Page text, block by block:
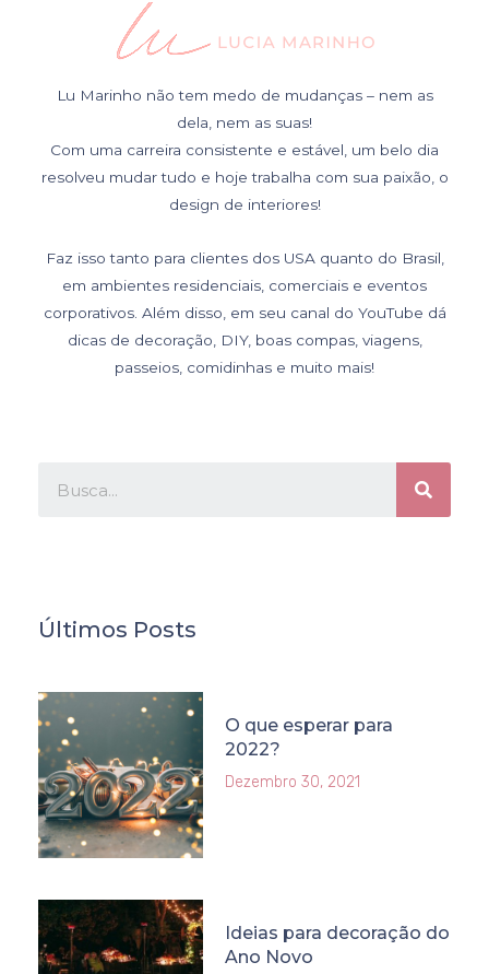
Lu Marinho não tem medo de mudanças – nem as
dela, nem as suas!
Com uma carreira consistente e estável, um belo dia
resolveu mudar tudo e hoje trabalha com sua paixão, o
design de interiores!
Faz isso tanto para clientes dos USA quanto do Brasil,
em ambientes residenciais, comerciais e eventos
corporativos. Além disso, em seu canal do YouTube dá
dicas de decoração, DIY, boas compas, viagens,
passeios, comidinhas e muito mais!
Últimos Posts
O que esperar para
2022?
Dezembro 30, 2021
Ideias para decoração do
Ano Novo